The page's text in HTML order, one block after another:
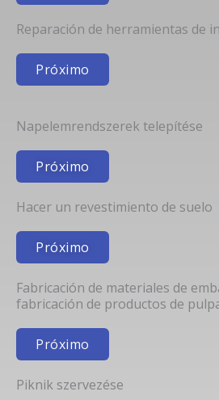
Reparación de herramientas de
Próximo
Napelemrendszerek telepítése
Próximo
Hacer un revestimiento de suelo
Próximo
Fabricación de materiales de
fabricación de productos de
Próximo
Piknik szervezése